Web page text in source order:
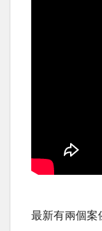
最新有兩個案